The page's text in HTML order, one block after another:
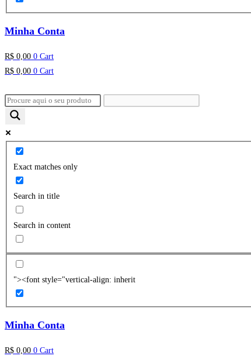
Minha Conta
R$ 0,00 0 Cart
R$ 0,00 0 Cart
Exact matches only
Search in title
Search in content
"><font style="vertical-align: inherit
Minha Conta
R$ 0,00 0 Cart